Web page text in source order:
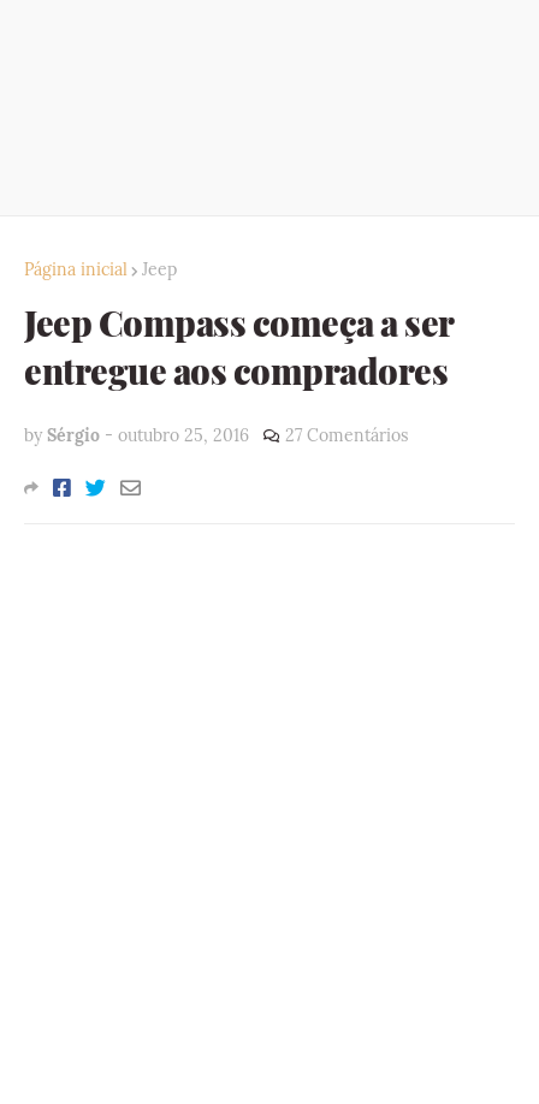
Página inicial Jeep
Jeep Compass começa a ser
entregue aos compradores
by Sérgio - outubro 25, 2016 27 Comentários